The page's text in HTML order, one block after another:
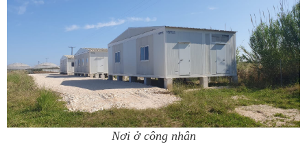
Nơi ở công nhân